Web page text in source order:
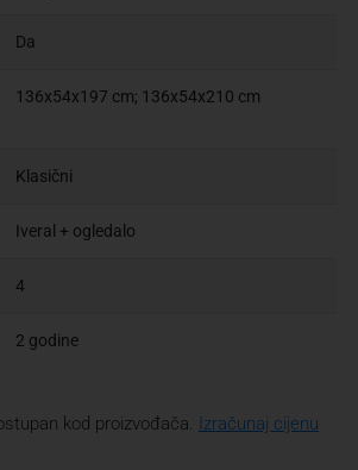
Da
136x54x197 cm; 136x54x210 cm
Klasični
Iveral + ogledalo
4
2 godine
kod proizvođača.
Izračunaj cijenu